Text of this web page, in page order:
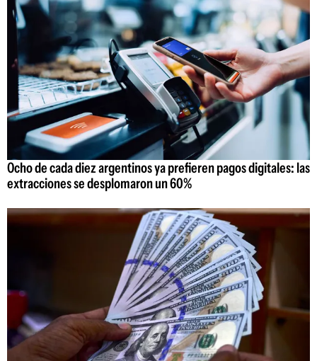
Ocho de cada diez argentinos ya prefieren pagos digitales: las
extracciones se desplomaron un 60%